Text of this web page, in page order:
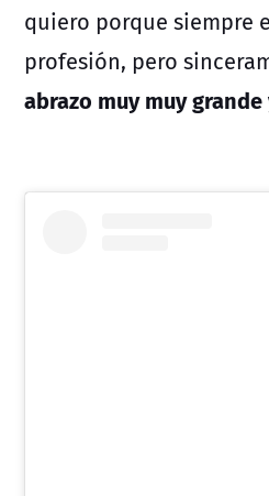
quiero porque siempre
profesión, pero
abrazo muy muy